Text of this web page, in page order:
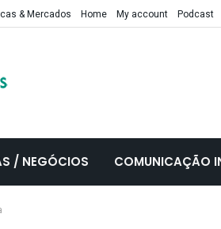
& Mercados Home My account Podcast
/ NEGÓCIOS COMUNICAÇÃO